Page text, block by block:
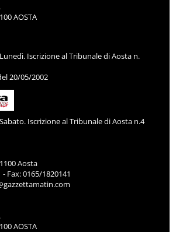
AOSTA
Iscrizione al Tribunale di Aosta n.
20/05/2002
Iscrizione al Tribunale di Aosta n.4
Aosta
Fax: 0165/1820141
AOSTA